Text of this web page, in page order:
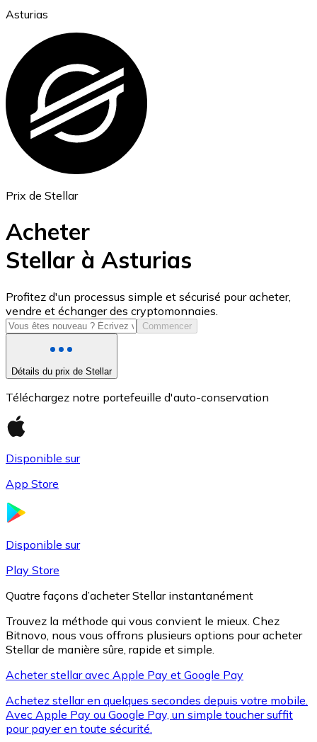
Ethereum
ETH
USD Coin
USDC
XRP
XRP
Asturias
Prix de Stellar
Acheter
Stellar à Asturias
Profitez d'un processus simple et sécurisé pour acheter,
vendre et échanger des cryptomonnaies.
Commencer
Détails du prix de Stellar
Téléchargez notre portefeuille d'auto-conservation
Disponible sur
App Store
Disponible sur
Play Store
Quatre façons d’acheter Stellar instantanément
Trouvez la méthode qui vous convient le mieux. Chez
Bitnovo, nous vous offrons plusieurs options pour acheter
Stellar de manière sûre, rapide et simple.
Acheter stellar avec Apple Pay et Google Pay
Achetez stellar en quelques secondes depuis votre mobile.
Avec Apple Pay ou Google Pay, un simple toucher suffit
pour payer en toute sécurité.